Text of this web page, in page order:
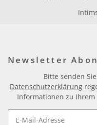
Newsletter
Bitte senden
Datenschutzerklärung
Informationen zu